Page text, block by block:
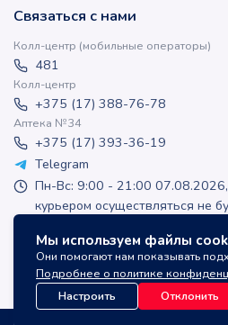
Мы используем файлы
Они помогают нам показывать
Подробнее о политике
Настроить
Отклонить
Связаться с нами
Колл-центр (мобильные операторы)
481
Колл-центр
+375 (17) 388-76-78
Аптека №34
+375 (17) 393-36-19
Telegram
Пн-Вс: 9:00 - 21:00
курьером осуществляться не
inlek_apteka
inlek_apteka